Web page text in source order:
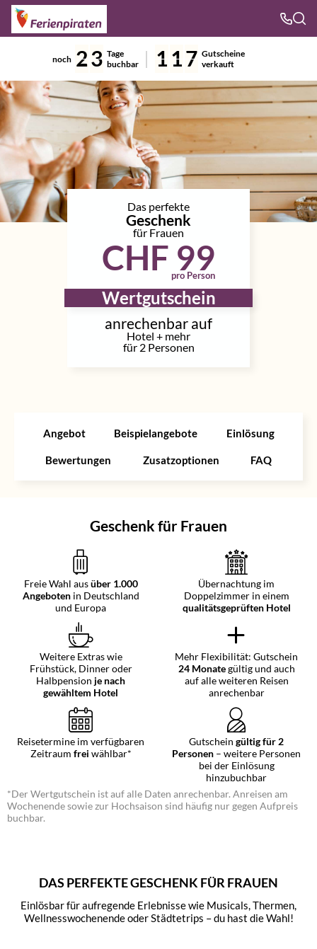
noch 23 Tage
buchbar
117 Gutscheine
verkauft
Das perfekte
Geschenk
für Frauen
CHF 99
pro Person
Wertgutschein
anrechenbar auf
Hotel + mehr
für 2 Personen
Angebot Beispielangebote Einlösung
Bewertungen Zusatzoptionen FAQ
Geschenk für Frauen
Freie Wahl ausüber 1.000
Angebotenin Deutschland
und Europa
Übernachtung im
Doppelzimmer in einem
qualitätsgeprüften Hotel
Weitere Extras wie
Frühstück, Dinner oder
Halbpension je nach
gewähltem Hotel
Mehr Flexibilität: Gutschein
24 Monategültig und auch
auf alle weiteren Reisen
anrechenbar
Reisetermine im verfügbaren
Zeitraum frei wählbar*
Gutschein gültig für 2
Personen – weitere Personen
bei der Einlösung
hinzubuchbar
*Der Wertgutschein ist auf alle Daten anrechenbar. Anreisen am
Wochenende sowie zur Hochsaison sind häufig nur gegen Aufpreis
buchbar.
DAS PERFEKTE GESCHENK FÜR FRAUEN
Einlösbar für aufregende Erlebnisse wie Musicals, Thermen,
Wellnesswochenende oder Städtetrips – du hast die Wahl!